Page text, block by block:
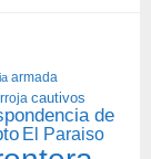
armada
cautivos
de
El Paraiso